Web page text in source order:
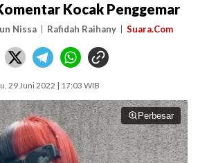
Kocak Penggemar
Nissa Rafidah Raihany Suara.Com
29 Juni 2022 | 17:03 WIB
Perbesar